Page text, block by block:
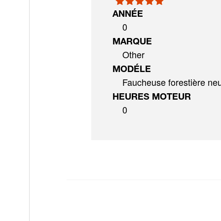
ANNÉE
0
MARQUE
Other
MODÉLE
Faucheuse forestière
HEURES MOTEUR
0